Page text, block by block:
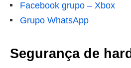
Facebook grupo – Xbox
Grupo WhatsApp
Segurança de